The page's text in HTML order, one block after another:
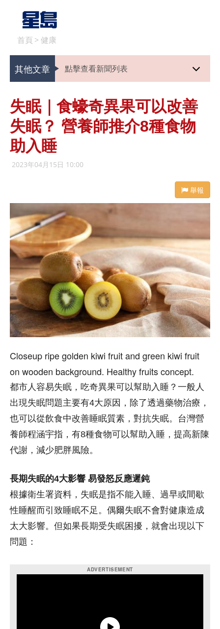
首頁 > 健康
其他文章 點擊查看新聞列表
失眠｜食蠔奇異果可以改善
失眠？ 營養師推介8種食物
助入睡
2023年04月15日 10:00
舉報
Closeup ripe golden kiwi fruit and green kiwi fruit
on wooden background. Healthy fruits concept.
都市人容易失眠，吃奇異果可以幫助入睡？一般人
出現失眠問題主要有4大原因，除了透過藥物治療，
也可以從飲食中改善睡眠質素，對抗失眠。台灣營
養師程涵宇指，有8種食物可以幫助入睡，提高新陳
代謝，減少肥胖風險。
長期失眠的4大影響 易發怒反應遲鈍
根據衛生署資料，失眠是指不能入睡、過早或間歇
性睡醒而引致睡眠不足。偶爾失眠不會對健康造成
太大影響。但如果長期受失眠困擾，就會出現以下
問題：